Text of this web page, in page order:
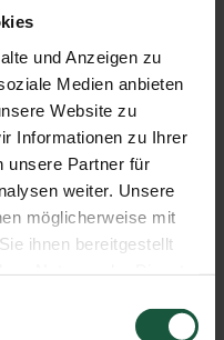
und Anzeigen zu
Medien anbieten
Website zu
Informationen zu Ihrer
unsere Partner für
weiter. Unsere
möglicherweise mit
ihnen bereitgestellt
weiterhin nutzen.
ihrem Lieblingssaft
In dem Fall
mit ¾ Litern
oben beschrieben
& Co
Streng